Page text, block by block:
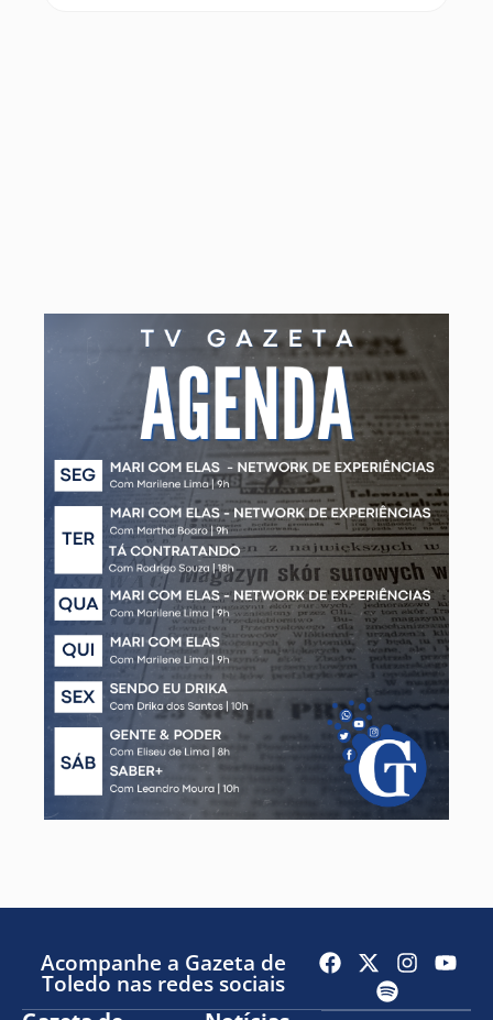
Acompanhe a Gazeta de
Toledo nas redes sociais